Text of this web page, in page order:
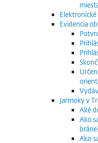
Evidencia
Jarmoky v
Aké
Ako
Ako